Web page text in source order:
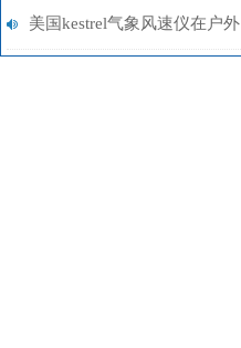
事故，一定要注意
美国kestrel气象风速仪在户外